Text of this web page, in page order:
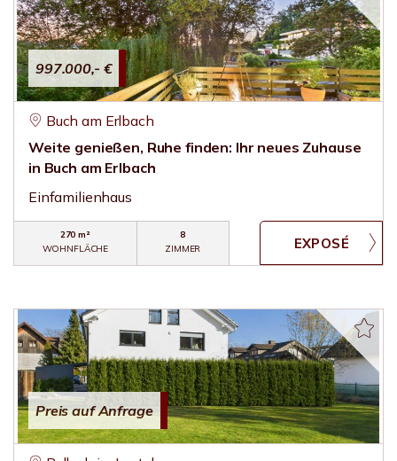
997.000,- €
Buch am Erlbach
Weite genießen, Ruhe finden: Ihr neues Zuhause
in Buch am Erlbach
Einfamilienhaus
270 m²
WOHNFLÄCHE
8
ZIMMER
Preis auf Anfrage